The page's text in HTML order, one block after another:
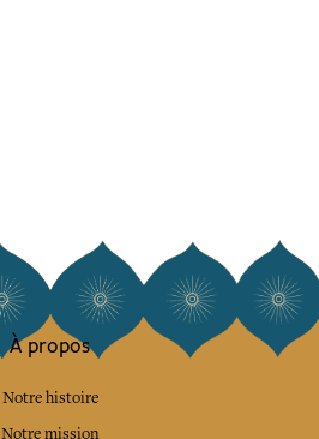
À propos
Notre histoire
Notre mission